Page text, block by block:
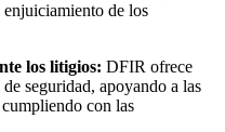
enjuiciamiento de los
los litigios: DFIR ofrece
seguridad, apoyando a las
con las